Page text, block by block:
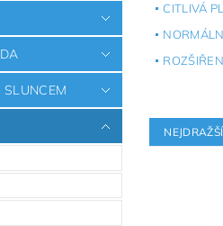
CITLIVÁ
NEJDRAŽŠÍ